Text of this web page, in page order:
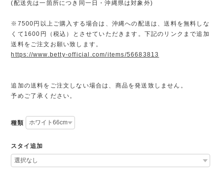
(配送先は一箇所につき同一日・沖縄県は対象外)
※7500円以上ご購入する場合は、沖縄への配送は、送料を無料しな
くて1600円（税込）とさせていただきます。下記のリンクまで追加
送料をご注文お願い致します。
https://www.betty-official.com/items/56683813
追加の送料をご注文しない場合は、商品を発送致しません。
予めご了承ください。
種類
スタイ追加